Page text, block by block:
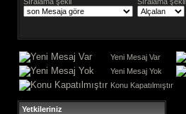
Yeni Mesaj Var
Yeni Mesaj Yok
Konu Kapatılmıştır
Yetkileriniz